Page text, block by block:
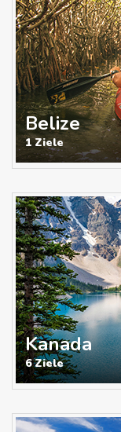
Belize
1 Ziele
Kanada
6 Ziele